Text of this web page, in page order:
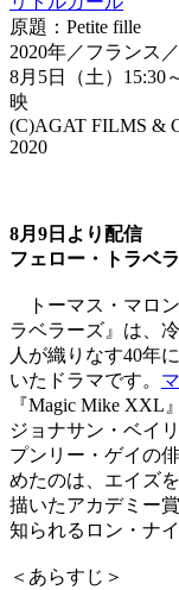
原題：Petite fille
2020年／フランス
8月5日（土）
映
(C)AGAT FILMS &
2020
8月9日より配信
フェロー・トラベ
トーマス・マロ
ラベラーズ』は、
人が織りなす40年
いたドラマです。
『Magic Mike XXL
ジョナサン・ベイ
プンリー・ゲイの
めたのは、エイズ
描いたアカデミー
知られるロン・ナ
＜あらすじ＞